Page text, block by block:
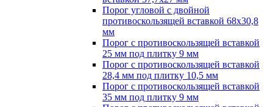
Порог угловой с двойной
противоскользящей вставкой 68х30,8
мм
Порог с противоскользящей вставкой
25 мм под плитку 9 мм
Порог с противоскользящей вставкой
28,4 мм под плитку 10,5 мм
Порог с противоскользящей вставкой
35 мм под плитку 9 мм